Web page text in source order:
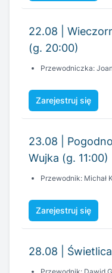
22.08 |
(g. 20:00)
Przewodniczka:
Zarejestruj się
23.08 |
Wujka (g. 11:00)
Przewodnik: Michał
Zarejestruj się
28.08 |